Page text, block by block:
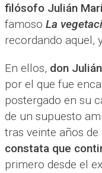
filósofo Julián
famoso La
recordando aquel,
En ellos, don Julián
por el que fue
postergado en su
de un supuesto
tras veinte años
constata que
primero desde el